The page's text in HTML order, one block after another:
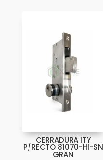
CERRADURA ITY
P/RECTO 81070-HI-SN
GRAN